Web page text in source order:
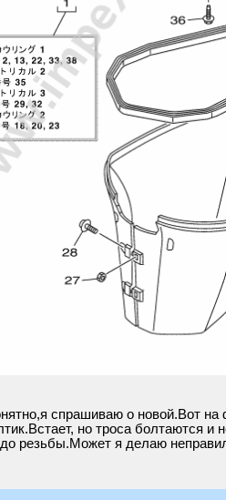
спрашиваю о новой.Вот на
но троса болтаются и
резьбы.Может я делаю